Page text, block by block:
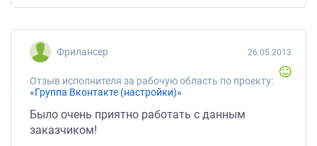
Фрилансер
Отзыв исполнителя за рабочую область по проекту:
«Группа Вконтакте (настройки)»
26.05.2013
Было очень приятно работать с данным
заказчиком!